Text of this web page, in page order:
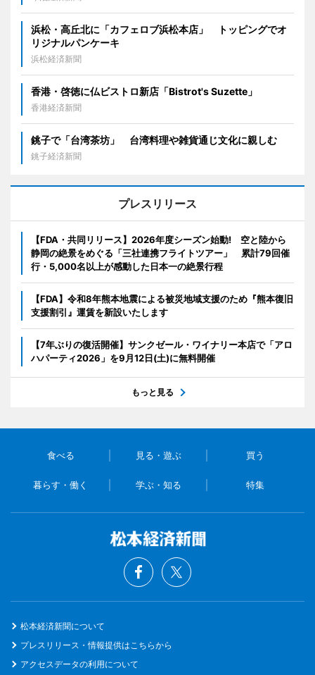
浜松・高丘北に「カフェロブ浜松本店」 トッピングでオ
リジナルパンケーキ
浜松経済新聞
香港・啓徳に仏ビストロ新店「Bistrot's Suzette」
香港経済新聞
銚子で「台湾茶坊」 台湾料理や雑貨通じ文化に親しむ
銚子経済新聞
プレスリリース
【FDA・共同リリース】2026年度シーズン始動! 空と陸から
静岡の絶景をめぐる「三社連携フライトツアー」 累計79回催
行・5,000名以上が感動した日本一の絶景行程
【FDA】令和8年熊本地震による被災地域支援のため『熊本復旧
支援割引』運賃を新設いたします
【7年ぶりの復活開催】サンクゼール・ワイナリー本店で「アロ
ハパーティ2026」を9月12日(土)に無料開催
もっと見る
食べる 見る・遊ぶ 買う
暮らす・働く 学ぶ・知る 特集
松本経済新聞について
プレスリリース・情報提供はこちらから
アクセスデータの利用について